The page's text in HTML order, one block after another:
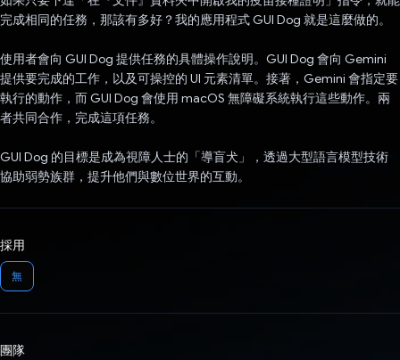
完成相同的任務，那該有多好？我的應用程式 GUI Dog 就是這麼做的。
使用者會向 GUI Dog 提供任務的具體操作說明。GUI Dog 會向 Gemini
提供要完成的工作，以及可操控的 UI 元素清單。接著，Gemini 會指定要
執行的動作，而 GUI Dog 會使用 macOS 無障礙系統執行這些動作。兩
者共同合作，完成這項任務。
GUI Dog 的目標是成為視障人士的「導盲犬」，透過大型語言模型技術
協助弱勢族群，提升他們與數位世界的互動。
採用
無
團隊